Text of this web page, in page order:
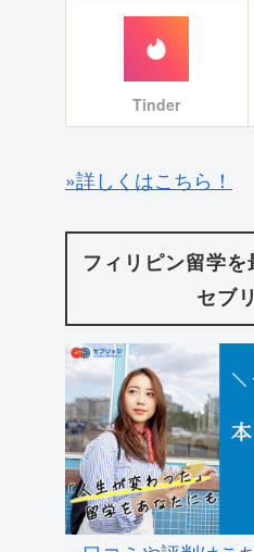
Tinder
»詳しくはこちら！
フィリピン留学
セブ